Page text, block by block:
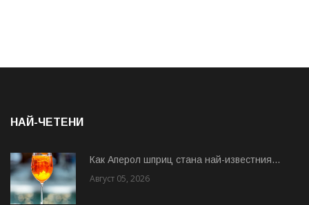
НАЙ-ЧЕТЕНИ
Как Аперол шприц стана най-известния...
Август 05, 2026